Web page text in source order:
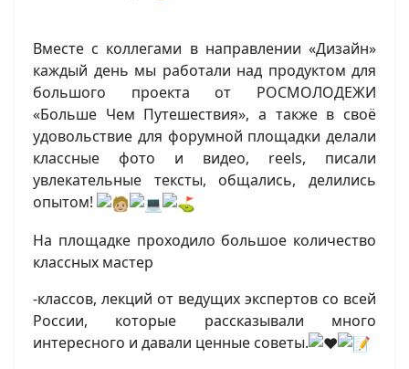
Вместе с коллегами в направлении «Дизайн»
каждый день мы работали над продуктом для
большого проекта от РОСМОЛОДЕЖИ
«Больше Чем Путешествия», а также в своё
удовольствие для форумной площадки делали
классные фото и видео, reels, писали
увлекательные тексты, общались, делились
опытом!
На площадке проходило большое количество
классных мастер
-классов, лекций от ведущих экспертов со всей
России, которые рассказывали много
интересного и давали ценные советы.